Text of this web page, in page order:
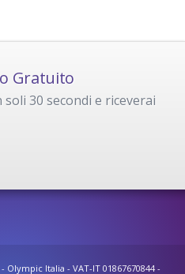
Gratuito
30 secondi e riceverai
Olympic Italia - VAT-IT 01867670844 -